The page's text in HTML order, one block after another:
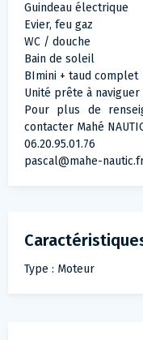
Guindeau électrique
Evier, feu gaz
WC / douche
Bain de soleil
BImini + taud complet
Unité prête à
Pour plus de
contacter Mahé
06.20.95.01.76
pascal@mahe-
Type : Moteur